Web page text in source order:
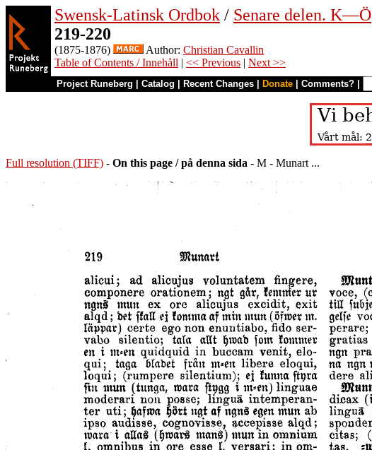
Swensk-Latinsk Ordbok / Senare delen. K—Ö
219-220
(1875-1876) Author: Christian Cavallin
Table of Contents / Innehåll | << Previous | Next >>
Project Runeberg Catalog Recent Changes Donate Comments?
Full resolution (TIFF) - On this page / på denna sida - M - Munart ...